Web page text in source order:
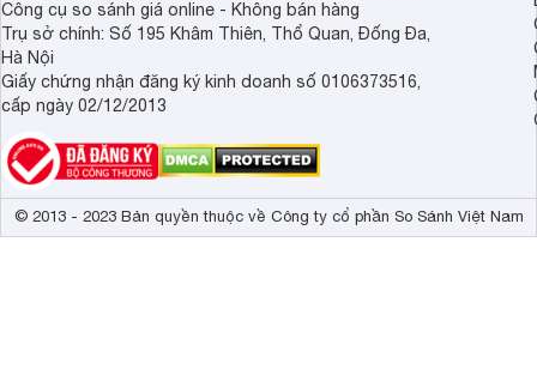
Công cụ so sánh giá online - Không bán hàng
Trụ sở chính: Số 195 Khâm Thiên, Thổ Quan, Đống Đa,
Hà Nội
Giấy chứng nhận đăng ký kinh doanh số 0106373516,
cấp ngày 02/12/2013
© 2013 - 2023 Bản quyền thuộc về Công ty cổ phần So Sánh Việt Nam